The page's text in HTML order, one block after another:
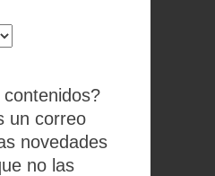
un correo
novedades
no las